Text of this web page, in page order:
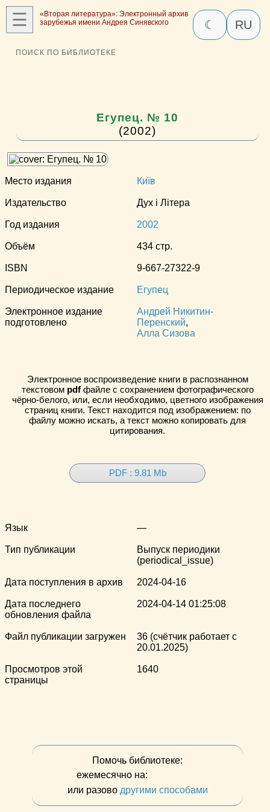
☰
«Вторая литература»: Электронный архив
зарубежья имени Андрея Синявского
☾ RU
ПОИСК ПО БИБЛИОТЕКЕ
Егупец. № 10
(2002)
Место издания Київ
Издательство Дух i Лiтера
Год издания 2002
Объём 434 стр.
ISBN 9-667-27322-9
Периодическое издание Егупец
Электронное издание
подготовлено
Андрей Никитин-
Перенский,
Алла Сизова
Электронное воспроизведение книги в распознанном
текстовом pdfфайле с сохранением фотографического
чёрно-белого, или, если необходимо, цветного изображения
страниц книги. Текст находится под изображением: по
файлу можно искать, а текст можно копировать для
цитирования.
PDF : 9.81 Mb
Язык —
Тип публикации
Выпуск периодики
(periodical_issue)
Дата поступления в архив 2024-04-16
Дата последнего
обновления файла
2024-04-14 01:25:08
Файл публикации загружен
36 (счётчик работает с
20.01.2025)
Просмотров этой
страницы
1640
Помочь библиотеке:
ежемесячно на:
или разово другими способами